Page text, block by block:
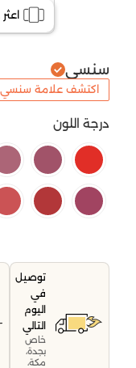
سنسي
اكتشف علامة سنسي
درجة اللون
توصيل
في
اليوم
التالي
خاص
بجدة،
مكة،